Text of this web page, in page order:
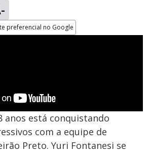
preferencial no Google
anos está conquistando
com a equipe de
Preto. Yuri Fontanesi se